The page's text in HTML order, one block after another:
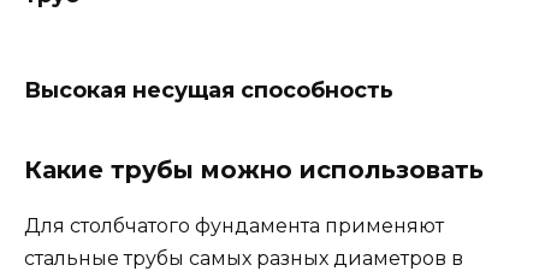
Высокая несущая способность
Какие трубы можно использовать
Для столбчатого фундамента применяют
стальные трубы самых разных диаметров в